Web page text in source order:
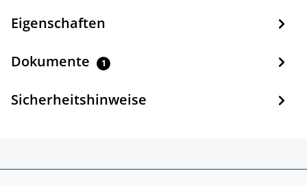
Eigenschaften
Dokumente 1
Sicherheitshinweise